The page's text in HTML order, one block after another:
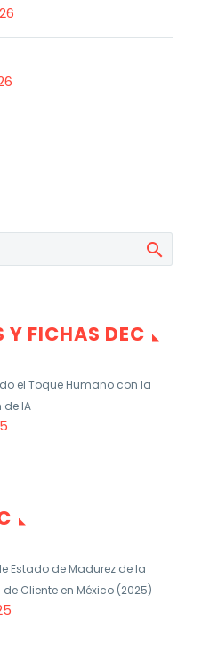
Y FICHAS DEC
el Toque Humano con la
IA
Estado de Madurez de la
de Cliente en México (2025)